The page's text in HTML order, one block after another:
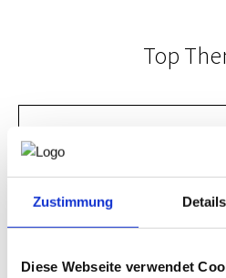
Zustimmung Details
Diese Webseite verwendet
Top
Normenpaket
BIM-Handbuch
17.03.2027 |